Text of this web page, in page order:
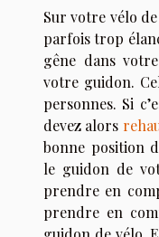
Sur votre vélo
parfois trop
gêne dans
votre guidon.
personnes. Si
devez alors
bonne position
le guidon de
prendre en
prendre en